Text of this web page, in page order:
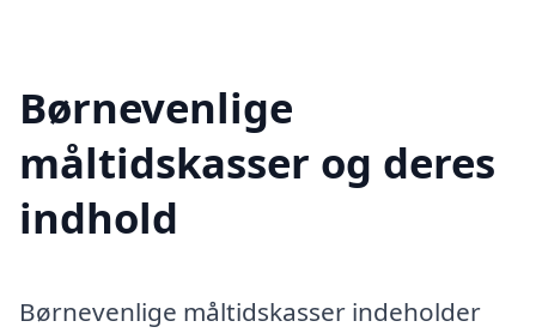
Børnevenlige
måltidskasser og deres
indhold
Børnevenlige måltidskasser indeholder